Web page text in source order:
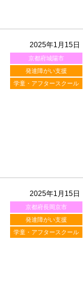
2025年1月15日
京都府城陽市
発達障がい支援
学童・アフタースクール
2025年1月15日
京都府長岡京市
発達障がい支援
学童・アフタースクール